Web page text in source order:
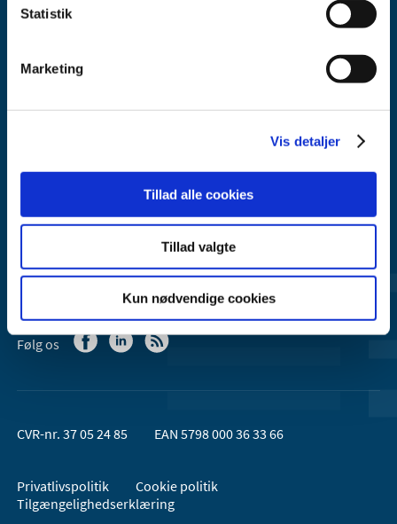
Statistik
Marketing
Vis detaljer
Tillad alle cookies
Tillad valgte
Kun nødvendige cookies
Axel Heides Gade 1
Email:dkma@dkma.dk
Sundheds- og Kirkeministeriet.
Kontakt Lægemiddelstyrelsen
44 88 95 95 (kl. 9 - 15)
Følg os
CVR-nr. 37 05 24 85 EAN 5798 000 36 33 66
Privatlivspolitik
Cookie politik
Tilgængelighedserklæring